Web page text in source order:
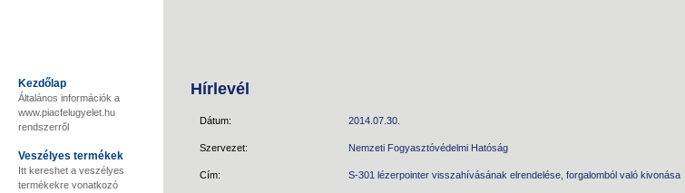
Kezdőlap
Általános információk a
www.piacfelugyelet.hu
rendszerről
Veszélyes termékek
Itt kereshet a veszélyes
termékekre vonatkozó
Hírlevél
Dátum: 2014.07.30.
Szervezet: Nemzeti Fogyasztóvédelmi Hatóság
Cím: S-301 lézerpointer visszahívásának elrendelése, forgalomból való kivonása